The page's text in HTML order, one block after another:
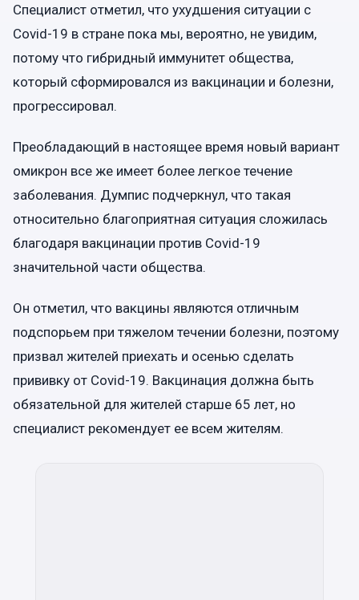
Специалист отметил, что ухудшения ситуации с
Covid-19 в стране пока мы, вероятно, не увидим,
потому что гибридный иммунитет общества,
который сформировался из вакцинации и болезни,
прогрессировал.
Преобладающий в настоящее время новый вариант
омикрон все же имеет более легкое течение
заболевания. Думпис подчеркнул, что такая
относительно благоприятная ситуация сложилась
благодаря вакцинации против Covid-19
значительной части общества.
Он отметил, что вакцины являются отличным
подспорьем при тяжелом течении болезни, поэтому
призвал жителей приехать и осенью сделать
прививку от Covid-19. Вакцинация должна быть
обязательной для жителей старше 65 лет, но
специалист рекомендует ее всем жителям.